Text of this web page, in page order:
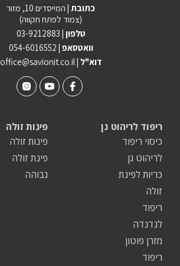
כתובת | המייסדים 10, מזור
(צמוד לפתח תקווה)
טלפון | 03-9212883
וואטסאפ | 054-6016552
office@savionit.co.il | דוא"ל
פינות זולה
פינות זולה
פינת זולה
גבוהה
ריפוד לריהוט גן
כיסוי ריפוד
לריהוט גן
כריות לפינת
זולה
ריפוד
לנדנדה
מזרן פוטון
ריפוד